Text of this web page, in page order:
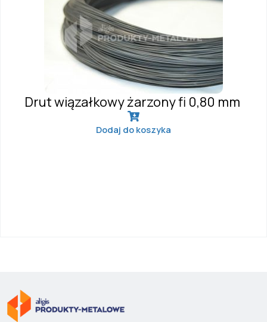
Drut wiązałkowy żarzony fi 0,80 mm
Dodaj do koszyka